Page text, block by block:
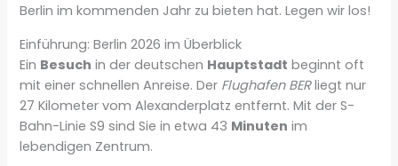
Berlin im kommenden Jahr zu bieten hat. Legen wir los!
Einführung: Berlin 2026 im Überblick
Ein Besuch in der deutschen Hauptstadt beginnt oft
mit einer schnellen Anreise. Der Flughafen BERliegt nur
27 Kilometer vom Alexanderplatz entfernt. Mit der S-
Bahn-Linie S9 sind Sie in etwa 43 Minuten im
lebendigen Zentrum.